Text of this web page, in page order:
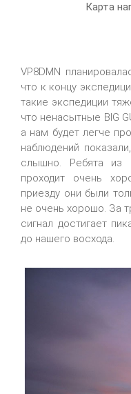
Карта
VP8DMN
что к концу
такие экспедиции
что ненасытные BIG
а нам будет легче
наблюдений
слышно. Ребята из
проходит очень
приезду они были
не очень хорошо. За
сигнал достигает
до нашего восхода.